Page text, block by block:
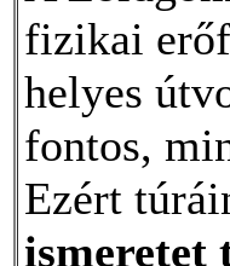
fizikai
helyes
fontos,
Ezért
ismeretet